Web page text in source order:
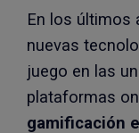
En los últimos
nuevas
juego en las
plataformas
gamificación